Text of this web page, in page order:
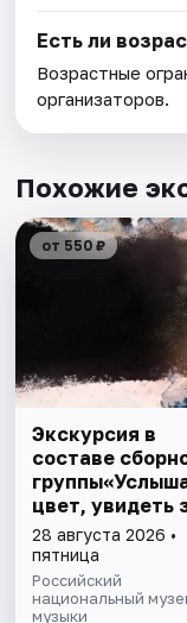
Есть ли
Возрастные
организаторов.
Похожие
от 550 ₽
Экскурсия в
составе
цвет, увидеть
28 августа 2026 •
пятница
Российский
национальный
музыки